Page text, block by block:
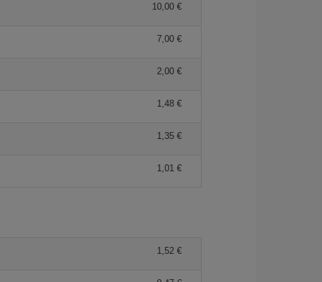
10,00 €
7,00 €
2,00 €
1,48 €
1,35 €
1,01 €
1,52 €